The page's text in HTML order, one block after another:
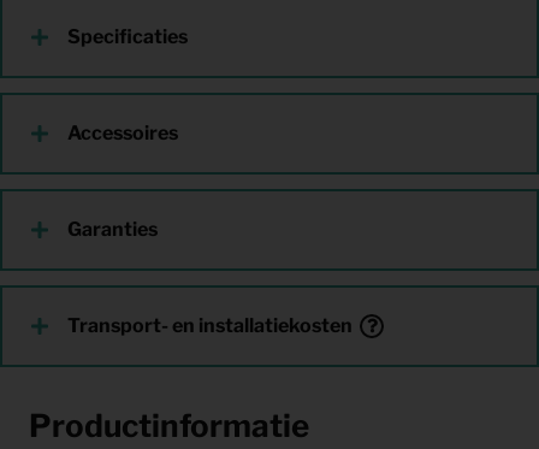
Specificaties
Accessoires
Garanties
Transport- en installatiekosten
Productinformatie